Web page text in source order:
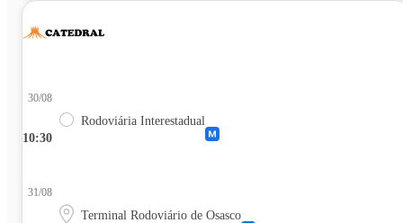
10:30
30/08
Rodoviária Interestadual
31/08
Terminal Rodoviário de Osasco